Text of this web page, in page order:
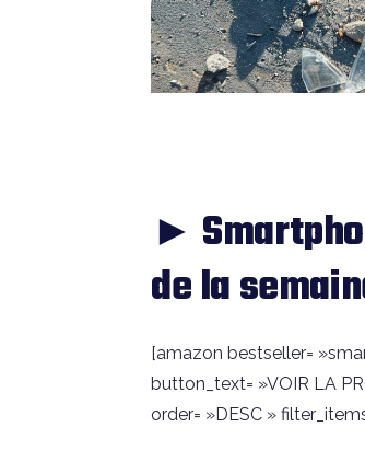
►
de la
[amazon bestseller=
button_text= »VOIR LA
order= »DESC »